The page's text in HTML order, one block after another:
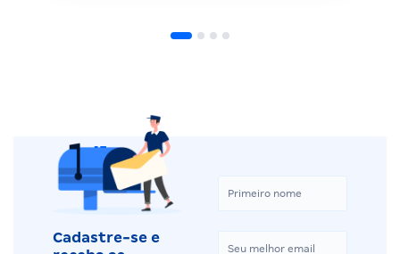
Cadastre-se e